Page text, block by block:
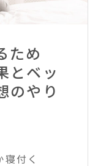
ため
とベッ
のやり
寝付く